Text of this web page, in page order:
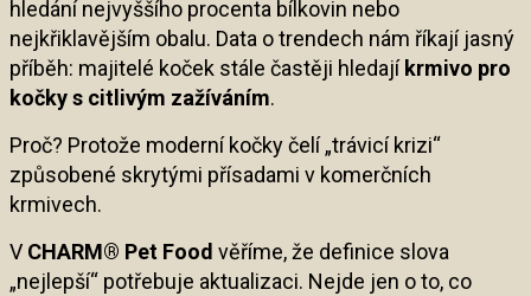
hledání nejvyššího procenta bílkovin nebo
nejkřiklavějším obalu. Data o trendech nám říkají jasný
příběh: majitelé koček stále častěji hledají krmivo pro
kočky s citlivým zažíváním.
Proč? Protože moderní kočky čelí „trávicí krizi“
způsobené skrytými přísadami v komerčních
krmivech.
V CHARM® Pet Food věříme, že definice slova
„nejlepší“ potřebuje aktualizaci. Nejde jen o to, co